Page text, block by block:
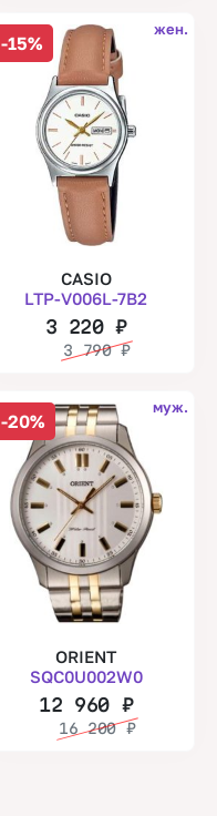
-15%
жен.
CASIO
LTP-V006L-7B2
3 220₽
3 790₽
-20%
муж.
ORIENT
SQC0U002W0
12 960 ₽
16 200₽